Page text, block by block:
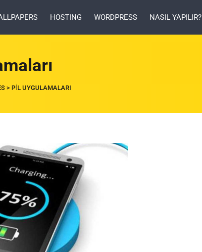
HOSTING WORDPRESS NASIL YAPILIR?
> PIL UYGULAMALARI